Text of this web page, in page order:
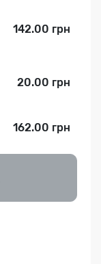
142.00 грн
20.00 грн
162.00 грн